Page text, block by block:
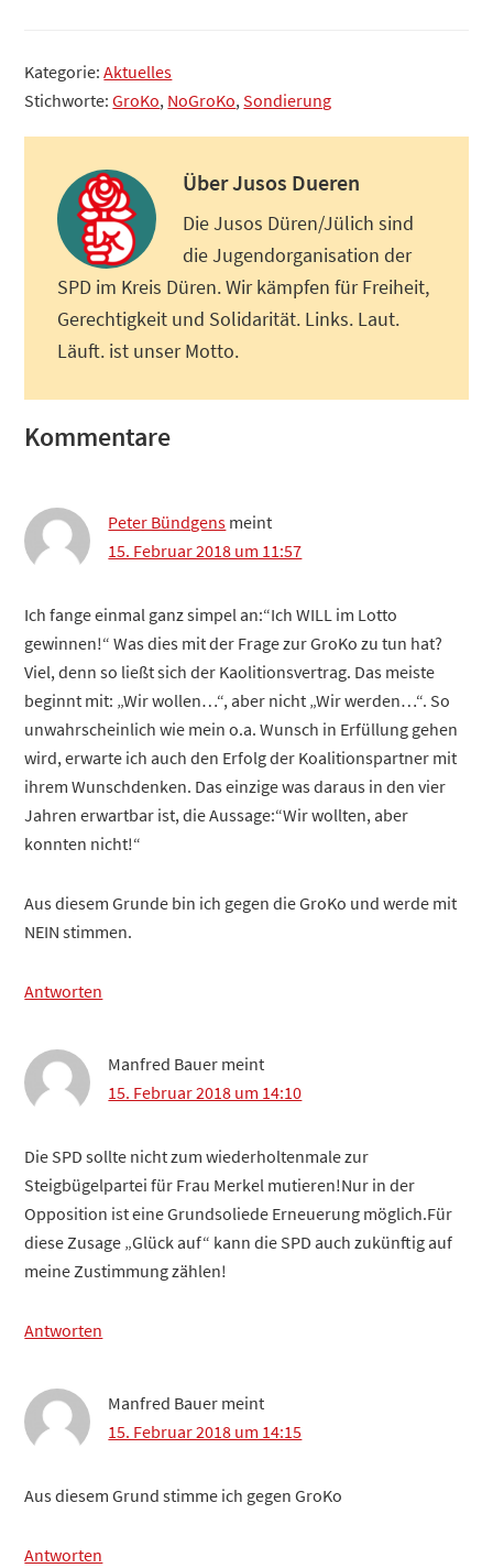
Kategorie:Aktuelles
Stichworte:GroKo, NoGroKo,Sondierung
ÜberJusos Dueren
Die Jusos Düren/Jülich sind
die Jugendorganisation der
SPD im Kreis Düren. Wir kämpfen für Freiheit,
Gerechtigkeit und Solidarität. Links. Laut.
Läuft. ist unser Motto.
Leser-
Kommentare
Peter Bündgens meint
15. Februar 2018 um 11:57
Ich fange einmal ganz simpel an:“Ich WILL im Lotto
gewinnen!“ Was dies mit der Frage zur GroKo zu tun hat?
Viel, denn so ließt sich der Kaolitionsvertrag. Das meiste
beginnt mit: „Wir wollen…“, aber nicht „Wir werden…“. So
unwahrscheinlich wie mein o.a. Wunsch in Erfüllung gehen
wird, erwarte ich auch den Erfolg der Koalitionspartner mit
ihrem Wunschdenken. Das einzige was daraus in den vier
Jahren erwartbar ist, die Aussage:“Wir wollten, aber
konnten nicht!“
Aus diesem Grunde bin ich gegen die GroKo und werde mit
NEIN stimmen.
Antworten
Manfred Bauer meint
15. Februar 2018 um 14:10
Die SPD sollte nicht zum wiederholtenmale zur
Steigbügelpartei für Frau Merkel mutieren!Nur in der
Opposition ist eine Grundsoliede Erneuerung möglich.Für
diese Zusage „Glück auf“ kann die SPD auch zukünftig auf
meine Zustimmung zählen!
Antworten
Manfred Bauer meint
15. Februar 2018 um 14:15
Aus diesem Grund stimme ich gegen GroKo
Antworten